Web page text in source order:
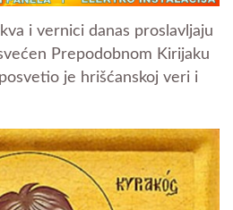
i vernici danas proslavljaju
Prepodobnom Kirijaku
je hrišćanskoj veri i